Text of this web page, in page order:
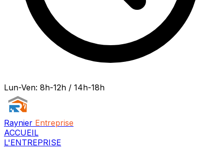
Lun-Ven: 8h-12h / 14h-18h
Raynier Entreprise
ACCUEIL
L'ENTREPRISE